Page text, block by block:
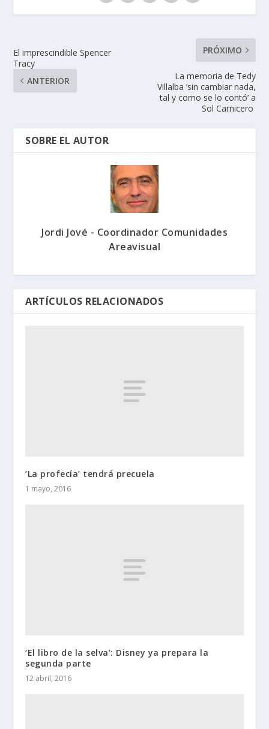
El imprescindible Spencer
Tracy
ANTERIOR
PRÓXIMO
La memoria de Tedy
Villalba ‘sin cambiar nada,
tal y como se lo contó’ a
Sol Carnicero
SOBRE EL AUTOR
Jordi Jové - Coordinador Comunidades
Areavisual
ARTÍCULOS RELACIONADOS
‘La profecía’ tendrá precuela
1 mayo, 2016
‘El libro de la selva’: Disney ya prepara la
segunda parte
12 abril, 2016